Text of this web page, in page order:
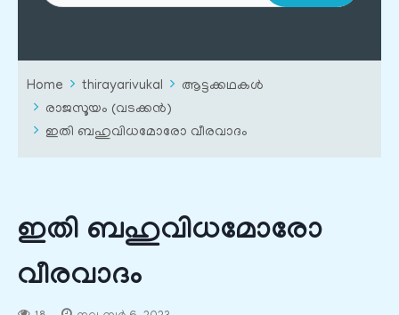
Home thirayarivukal
ആട്ടക്കഥകൾ
രാജസൂയം (വടക്കൻ)
ഇതി ബഹുവിധമോരോ വീരവാദം
ഇതി ബഹുവിധമോരോ
വീരവാദം